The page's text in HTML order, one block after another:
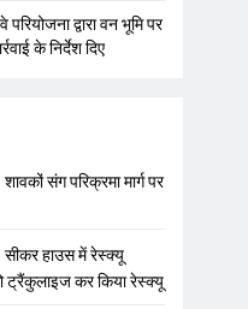
द्वारा वन भूमि पर
के निर्देश दिए
शावकों संग परिक्रमा मार्ग पर
सीकर हाउस में रेस्क्यू
ट्रैंकुलाइज कर किया रेस्क्यू